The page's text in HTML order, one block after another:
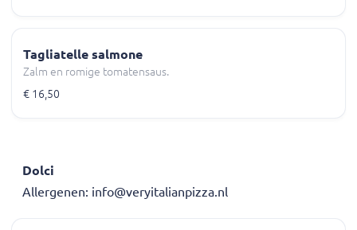
Tagliatelle salmone
Zalm en romige tomatensaus.
€ 16,50
Dolci
Allergenen: info@veryitalianpizza.nl